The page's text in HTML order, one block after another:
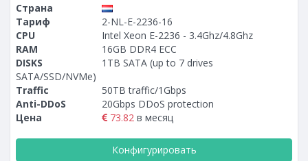
Страна
Тариф
2-NL-E-2236-16
CPU
Intel Xeon E-2236 - 3.4Ghz/4.8Ghz
RAM
16GB DDR4 ECC
DISKS
1TB SATA (up to 7 drives
SATA/SSD/NVMe)
Traffic
50TB traffic/1Gbps
Anti-DDoS
20Gbps DDoS protection
Цена
73.82 в месяц
Конфигурировать